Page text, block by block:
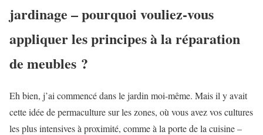
jardinage – pourquoi vouliez-vous
appliquer les principes à la réparation
de meubles ?
Eh bien, j’ai commencé dans le jardin moi-même. Mais il y avait
cette idée de permaculture sur les zones, où vous avez vos cultures
les plus intensives à proximité, comme à la porte de la cuisine –